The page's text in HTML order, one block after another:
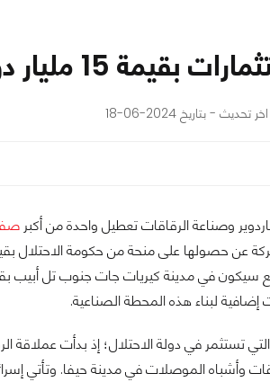
دولار في دولة الاحتلال!
اخر تحديث - بتاريخ 2024-06-18
وصناعة الرقاقات تعطيل واحدة من أكبر
وأشباه الموصلات في مدينة حيفا. وتأتي